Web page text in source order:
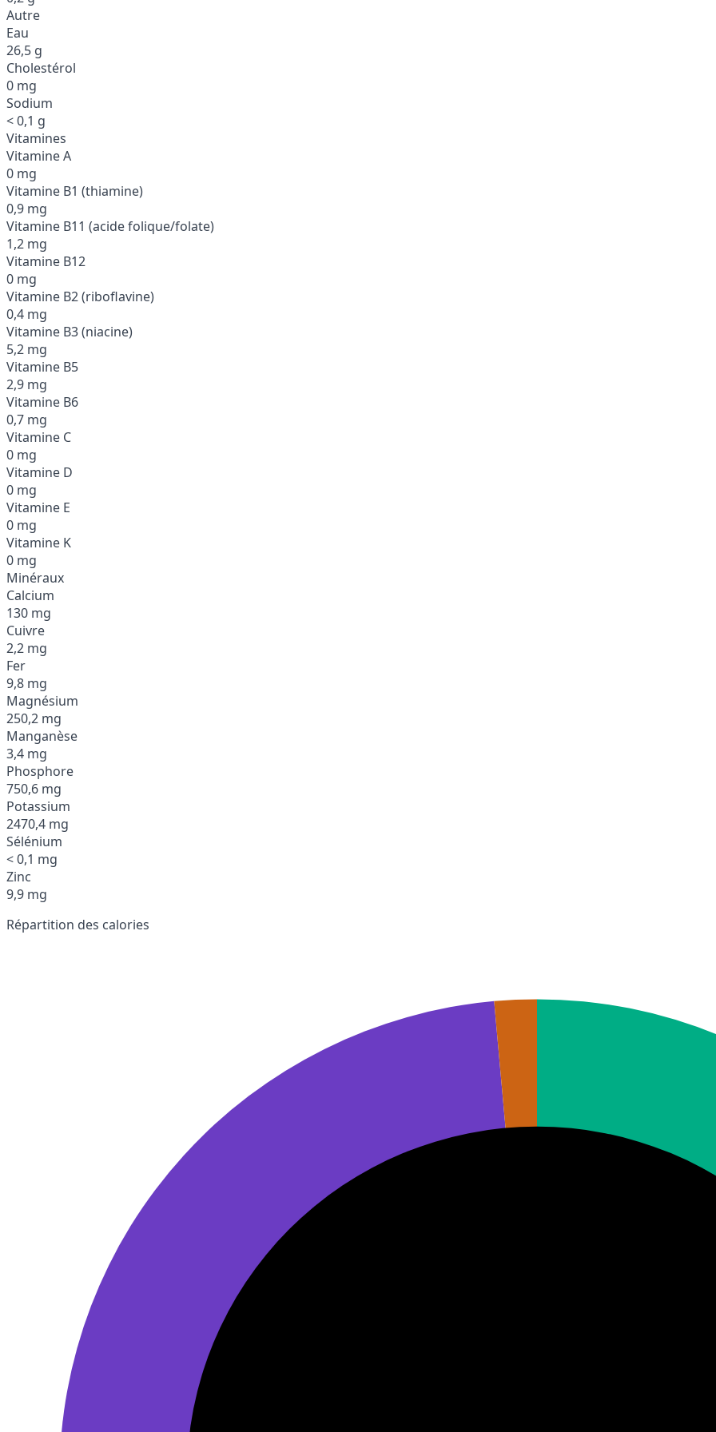
Autre
Eau
26,5 g
Cholestérol
0 mg
Sodium
< 0,1 g
Vitamines
Vitamine A
0 mg
Vitamine B1 (thiamine)
0,9 mg
Vitamine B11 (acide folique/folate)
1,2 mg
Vitamine B12
0 mg
Vitamine B2 (riboflavine)
0,4 mg
Vitamine B3 (niacine)
5,2 mg
Vitamine B5
2,9 mg
Vitamine B6
0,7 mg
Vitamine C
0 mg
Vitamine D
0 mg
Vitamine E
0 mg
Vitamine K
0 mg
Minéraux
Calcium
130 mg
Cuivre
2,2 mg
Fer
9,8 mg
Magnésium
250,2 mg
Manganèse
3,4 mg
Phosphore
750,6 mg
Potassium
2470,4 mg
Sélénium
< 0,1 mg
Zinc
9,9 mg
Répartition des calories